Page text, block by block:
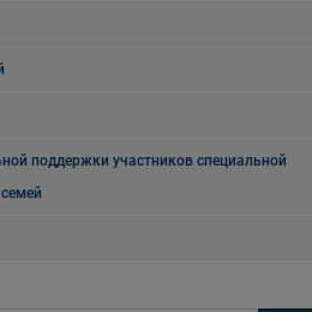
поддержки участников специальной